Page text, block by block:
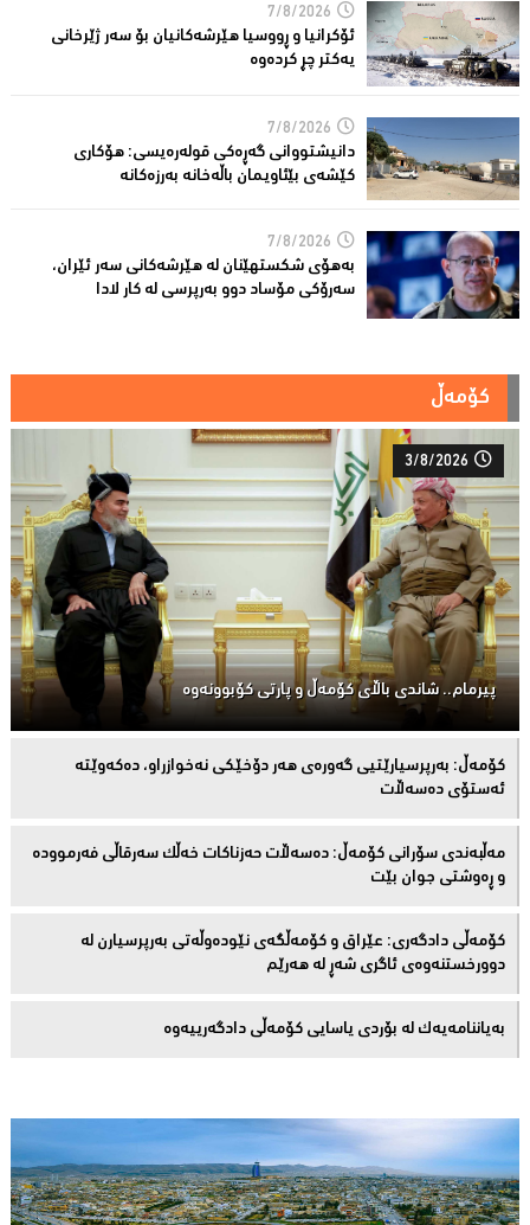
7/8/2026
ئۆكرانیا و ڕووسیا هێرشەكانیان بۆ سەر ژێرخانی
یەكتر چڕ كردەوە
7/8/2026
دانیشتووانى گەڕەكی قولەرەیسی: هۆکارى
کێشەى بێئاویمان باڵەخانە بەرزەكانە
7/8/2026
بەهۆى شکستهێنان لە هێرشەکانى سەر ئێران،
سەرۆكی مۆساد دوو بەرپرسی لە كار لادا
کۆمەڵ
3/8/2026
پیرمام.. شاندی باڵای كۆمه‌ڵ و پارتی كۆبوونه‌وه‌
كۆمەڵ: بەرپرسیارێتیی گەورەی هەر دۆخێکی نەخوازراو، دەكەوێتە
ئەستۆی دەسەڵات
مەڵبەندى سۆرانى کۆمەڵ: دەسەڵات حەزناکات خەڵک سەرقاڵى فەرموودە
و ڕەوشتى جوان بێت
کۆمەڵى دادگەرى: عێراق و كۆمەڵگەی نێودەوڵەتی بەرپرسیارن لە
دوورخستنەوەى ئاگری شەڕ لە هەرێم
بەیاننامەیەک لە بۆردی یاسایی کۆمەڵی دادگەرییەوە